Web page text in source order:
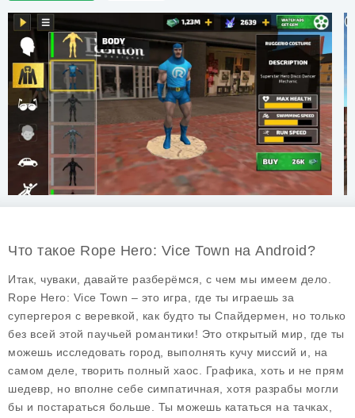
Что такое Rope Hero: Vice Town на Android?
Итак, чуваки, давайте разберёмся, с чем мы имеем дело.
Rope Hero: Vice Town – это игра, где ты играешь за
супергероя с веревкой, как будто ты Спайдермен, но только
без всей этой паучьей романтики! Это открытый мир, где ты
можешь исследовать город, выполнять кучу миссий и, на
самом деле, творить полный хаос. Графика, хоть и не прям
шедевр, но вполне себе симпатичная, хотя разрабы могли
бы и постараться больше. Ты можешь кататься на тачках,